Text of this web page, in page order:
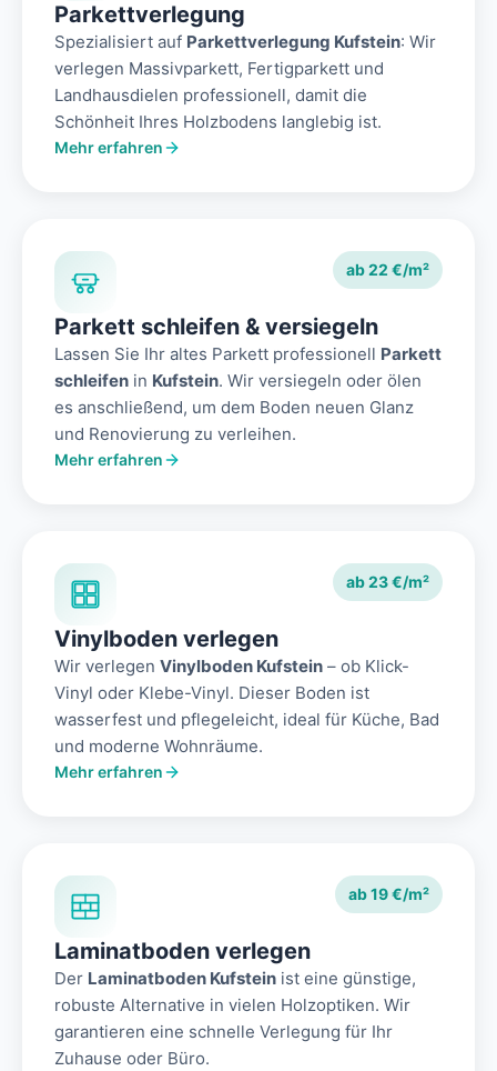
Parkettverlegung
Spezialisiert auf Parkettverlegung Kufstein: Wir
verlegen Massivparkett, Fertigparkett und
Landhausdielen professionell, damit die
Schönheit Ihres Holzbodens langlebig ist.
Mehr erfahren
ab 22 €/m²
Parkett schleifen & versiegeln
Lassen Sie Ihr altes Parkett professionell Parkett
schleifen in Kufstein. Wir versiegeln oder ölen
es anschließend, um dem Boden neuen Glanz
und Renovierung zu verleihen.
Mehr erfahren
ab 23 €/m²
Vinylboden verlegen
Wir verlegen Vinylboden Kufstein – ob Klick-
Vinyl oder Klebe-Vinyl. Dieser Boden ist
wasserfest und pflegeleicht, ideal für Küche, Bad
und moderne Wohnräume.
Mehr erfahren
ab 19 €/m²
Laminatboden verlegen
Der Laminatboden Kufstein ist eine günstige,
robuste Alternative in vielen Holzoptiken. Wir
garantieren eine schnelle Verlegung für Ihr
Zuhause oder Büro.